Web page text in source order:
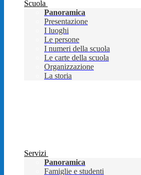
Scuola
Panoramica
Presentazione
I luoghi
Le persone
I numeri della scuola
Le carte della scuola
Organizzazione
La storia
Servizi
Panoramica
Famiglie e studenti